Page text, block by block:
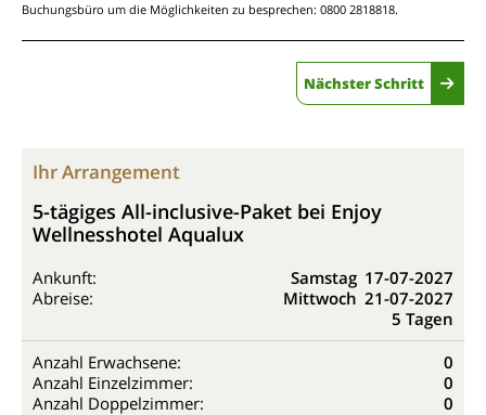
Buchungsbüro um die Möglichkeiten zu besprechen: 0800 2818818.
Nächster Schritt
Ihr Arrangement
5-tägiges All-inclusive-Paket bei Enjoy
Wellnesshotel Aqualux
Ankunft: Samstag 17-07-2027
Abreise:
Mittwoch 21-07-2027
5 Tagen
Anzahl Erwachsene:
0
Anzahl Einzelzimmer:
0
Anzahl Doppelzimmer:
0